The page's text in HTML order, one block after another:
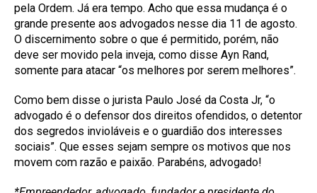
pela Ordem. Já era tempo. Acho que essa mudança é o
grande presente aos advogados nesse dia 11 de agosto.
O discernimento sobre o que é permitido, porém, não
deve ser movido pela inveja, como disse Ayn Rand,
somente para atacar “os melhores por serem melhores”.
Como bem disse o jurista Paulo José da Costa Jr, “o
advogado é o defensor dos direitos ofendidos, o detentor
dos segredos invioláveis e o guardião dos interesses
sociais”. Que esses sejam sempre os motivos que nos
movem com razão e paixão. Parabéns, advogado!